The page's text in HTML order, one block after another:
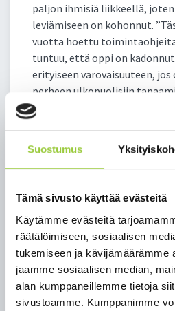
Suostumus
Tämä sivusto käyttää evästeitä
Käytämme evästeitä
räätälöimiseen, sosiaalisen
tukemiseen ja kävijämäärämme
jaamme sosiaalisen median,
alan kumppaneillemme tietoja
sivustoamme. Kumppanimme
paljon ihmisiä liikkeellä,
leviämiseen on kohonnut.
vuotta hoettu
tuntuu, että oppi on
erityiseen varovaisuuteen,
perheen ulkopuolisiin
Myös maskien käytön,
osalta suositukset ovat
Aluehallintoviraston, Ely-
koronakoordinaatioryhmä on
maakunnan tilannetta
sote tiedottaa mahdollisista
kokoontumisrajoituksista tai
kokouksen jälkeen.